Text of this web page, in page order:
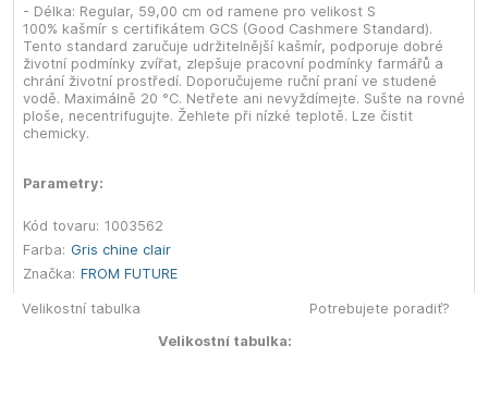
- Délka: Regular, 59,00 cm od ramene pro velikost S
100% kašmír s certifikátem GCS (Good Cashmere Standard).
Tento standard zaručuje udržitelnější kašmír, podporuje dobré
životní podmínky zvířat, zlepšuje pracovní podmínky farmářů a
chrání životní prostředí. Doporučujeme ruční praní ve studené
vodě. Maximálně 20 °C. Netřete ani nevyždímejte. Sušte na rovné
ploše, necentrifugujte. Žehlete při nízké teplotě. Lze čistit
chemicky.
Parametry:
Kód tovaru: 1003562
Farba: Gris chine clair
Značka: FROM FUTURE
Velikostní tabulka
Velikostní tabulka:
Potrebujete poradiť?